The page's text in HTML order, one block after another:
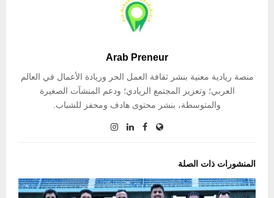
Arab Preneur
منصة ريادية معنية بنشر ثقافة العمل الحر وريادة الأعمال في العالم
العربي؛ وتعزيز المجتمع الريادي؛ ودعم المنشآت الصغيرة
والمتوسطة، بنشر محتوى هادف ومحفز للشباب.
المنشورات ذات الصلة